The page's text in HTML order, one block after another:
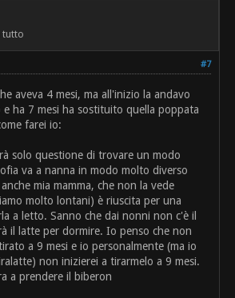
tutto
#7
aveva 4 mesi, ma all'inizio la andavo
ha 7 mesi ha sostituito quella poppata
farei io:
solo questione di trovare un modo
va a nanna in modo molto diverso
mia mamma, che non la vede
molto lontani) è riuscita per una
a letto. Sanno che dai nonni non c'è il
il latte per dormire. Io penso che non
a 9 mesi e io personalmente (ma io
non inizierei a tirarmelo a 9 mesi.
a prendere il biberon